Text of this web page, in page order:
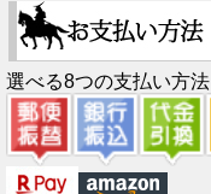
選べる8つの支払い方法